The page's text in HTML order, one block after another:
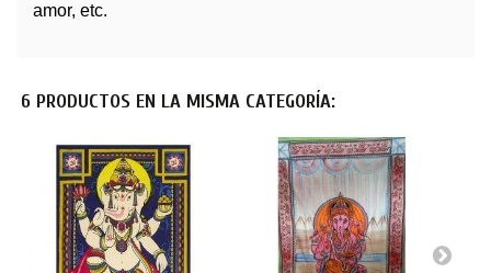
amor, etc.
6 PRODUCTOS EN LA MISMA CATEGORÍA: